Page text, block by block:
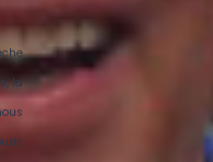
la